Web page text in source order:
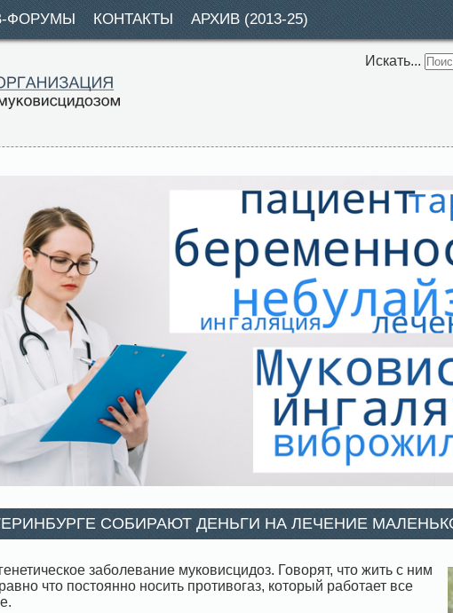
ФОРУМЫ КОНТАКТЫ АРХИВ (2013-25)
Искать...
СОБИРАЮТ ДЕНЬГИ НА ЛЕЧЕНИЕ
заболевание муковисцидоз. Говорят, что жить с ним
что постоянно носить противогаз, который работает все